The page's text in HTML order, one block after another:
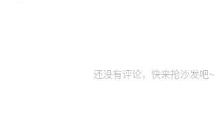
还没有评论，快来抢沙发吧~